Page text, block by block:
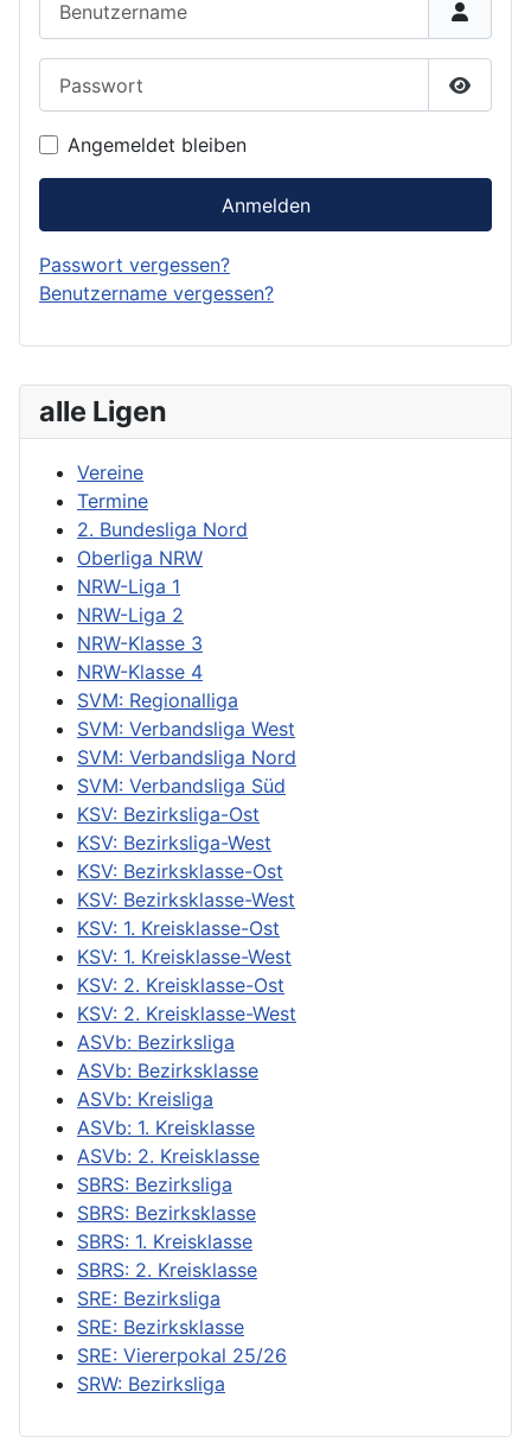
alle Ligen
Vereine
Termine
2. Bundesliga Nord
Oberliga NRW
NRW-Liga 1
NRW-Liga 2
NRW-Klasse 3
NRW-Klasse 4
SVM: Regionalliga
SVM: Verbandsliga West
SVM: Verbandsliga Nord
SVM: Verbandsliga Süd
KSV: Bezirksliga-Ost
KSV: Bezirksliga-West
KSV: Bezirksklasse-Ost
KSV: Bezirksklasse-West
KSV: 1. Kreisklasse-Ost
KSV: 1. Kreisklasse-West
KSV: 2. Kreisklasse-Ost
KSV: 2. Kreisklasse-West
ASVb: Bezirksliga
ASVb: Bezirksklasse
ASVb: Kreisliga
ASVb: 1. Kreisklasse
ASVb: 2. Kreisklasse
SBRS: Bezirksliga
SBRS: Bezirksklasse
SBRS: 1. Kreisklasse
SBRS: 2. Kreisklasse
SRE: Bezirksliga
SRE: Bezirksklasse
SRE: Viererpokal 25/26
SRW: Bezirksliga
Angemeldet bleiben
Anmelden
Passwort vergessen?
Benutzername vergessen?